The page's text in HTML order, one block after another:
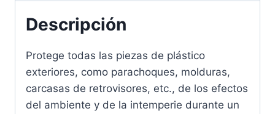
Descripción
Protege todas las piezas de plástico
exteriores, como parachoques, molduras,
carcasas de retrovisores, etc., de los efectos
del ambiente y de la intemperie durante un